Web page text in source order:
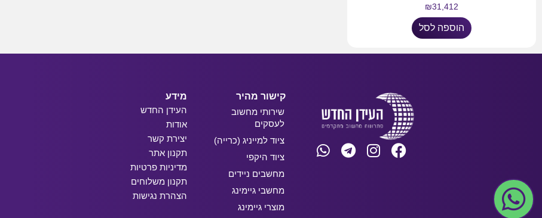
₪31,412
הוספה לסל
קישור מהיר
שירותי מחשוב
לעסקים
ציוד למייניג (כרייה)
ציוד היקפי
מחשבים ניידים
מחשבי גיימינג
מוצרי גיימינג
מידע
העידן החדש
אודות
יצירת קשר
תקנון אתר
מדיניות פרטיות
תקנון משלוחים
הצהרת נגישות